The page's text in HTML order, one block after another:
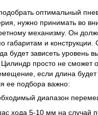
оптимальный
нужно принимать во
механизму. Он
габаритам и конструкции.
будет зависеть уровень
Цилиндр просто не сможет
если длина будет
ее подбора важно:
диапазон
хода 5-10 мм на случай